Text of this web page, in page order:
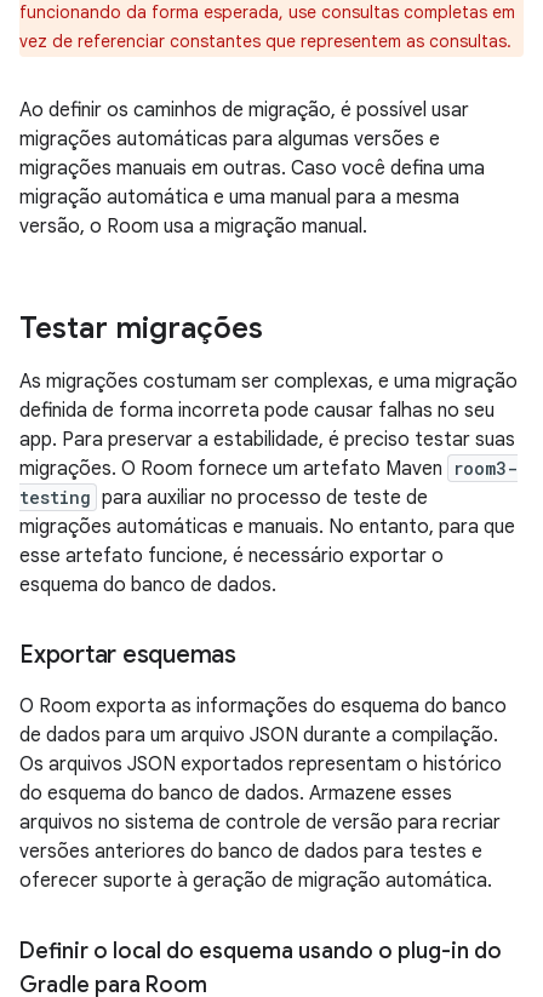
funcionando da forma esperada, use consultas completas em
vez de referenciar constantes que representem as consultas.
Ao definir os caminhos de migração, é possível usar
migrações automáticas para algumas versões e
migrações manuais em outras. Caso você defina uma
migração automática e uma manual para a mesma
versão, o Room usa a migração manual.
Testar migrações
As migrações costumam ser complexas, e uma migração
definida de forma incorreta pode causar falhas no seu
app. Para preservar a estabilidade, é preciso testar suas
migrações. O Room fornece um artefato Maven
room3-
testing para auxiliar no processo de teste de
migrações automáticas e manuais. No entanto, para que
esse artefato funcione, é necessário exportar o
esquema do banco de dados.
Exportar esquemas
O Room exporta as informações do esquema do banco
de dados para um arquivo JSON durante a compilação.
Os arquivos JSON exportados representam o histórico
do esquema do banco de dados. Armazene esses
arquivos no sistema de controle de versão para recriar
versões anteriores do banco de dados para testes e
oferecer suporte à geração de migração automática.
Definir o local do esquema usando o plug-in do
Gradle para Room